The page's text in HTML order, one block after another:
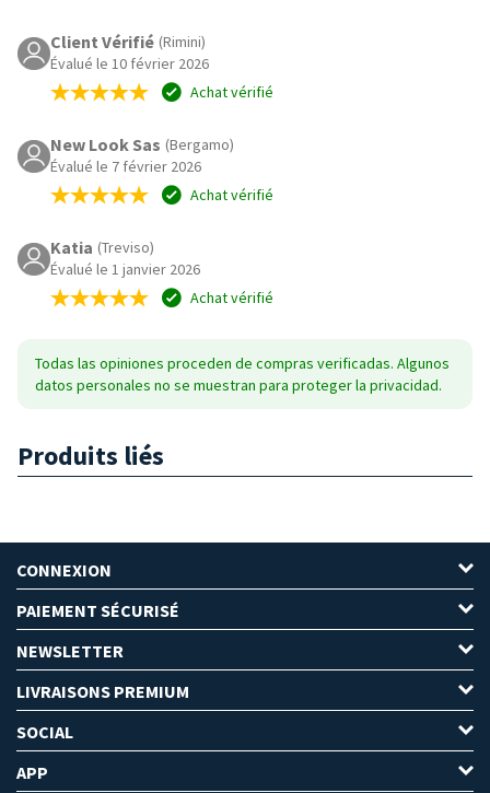
Client Vérifié (Rimini)
Évalué le 10 février 2026
Achat vérifié
New Look Sas (Bergamo)
Évalué le 7 février 2026
Achat vérifié
Katia (Treviso)
Évalué le 1 janvier 2026
Achat vérifié
Todas las opiniones proceden de compras verificadas. Algunos
datos personales no se muestran para proteger la privacidad.
Produits liés
CONNEXION
PAIEMENT SÉCURISÉ
NEWSLETTER
LIVRAISONS PREMIUM
SOCIAL
APP